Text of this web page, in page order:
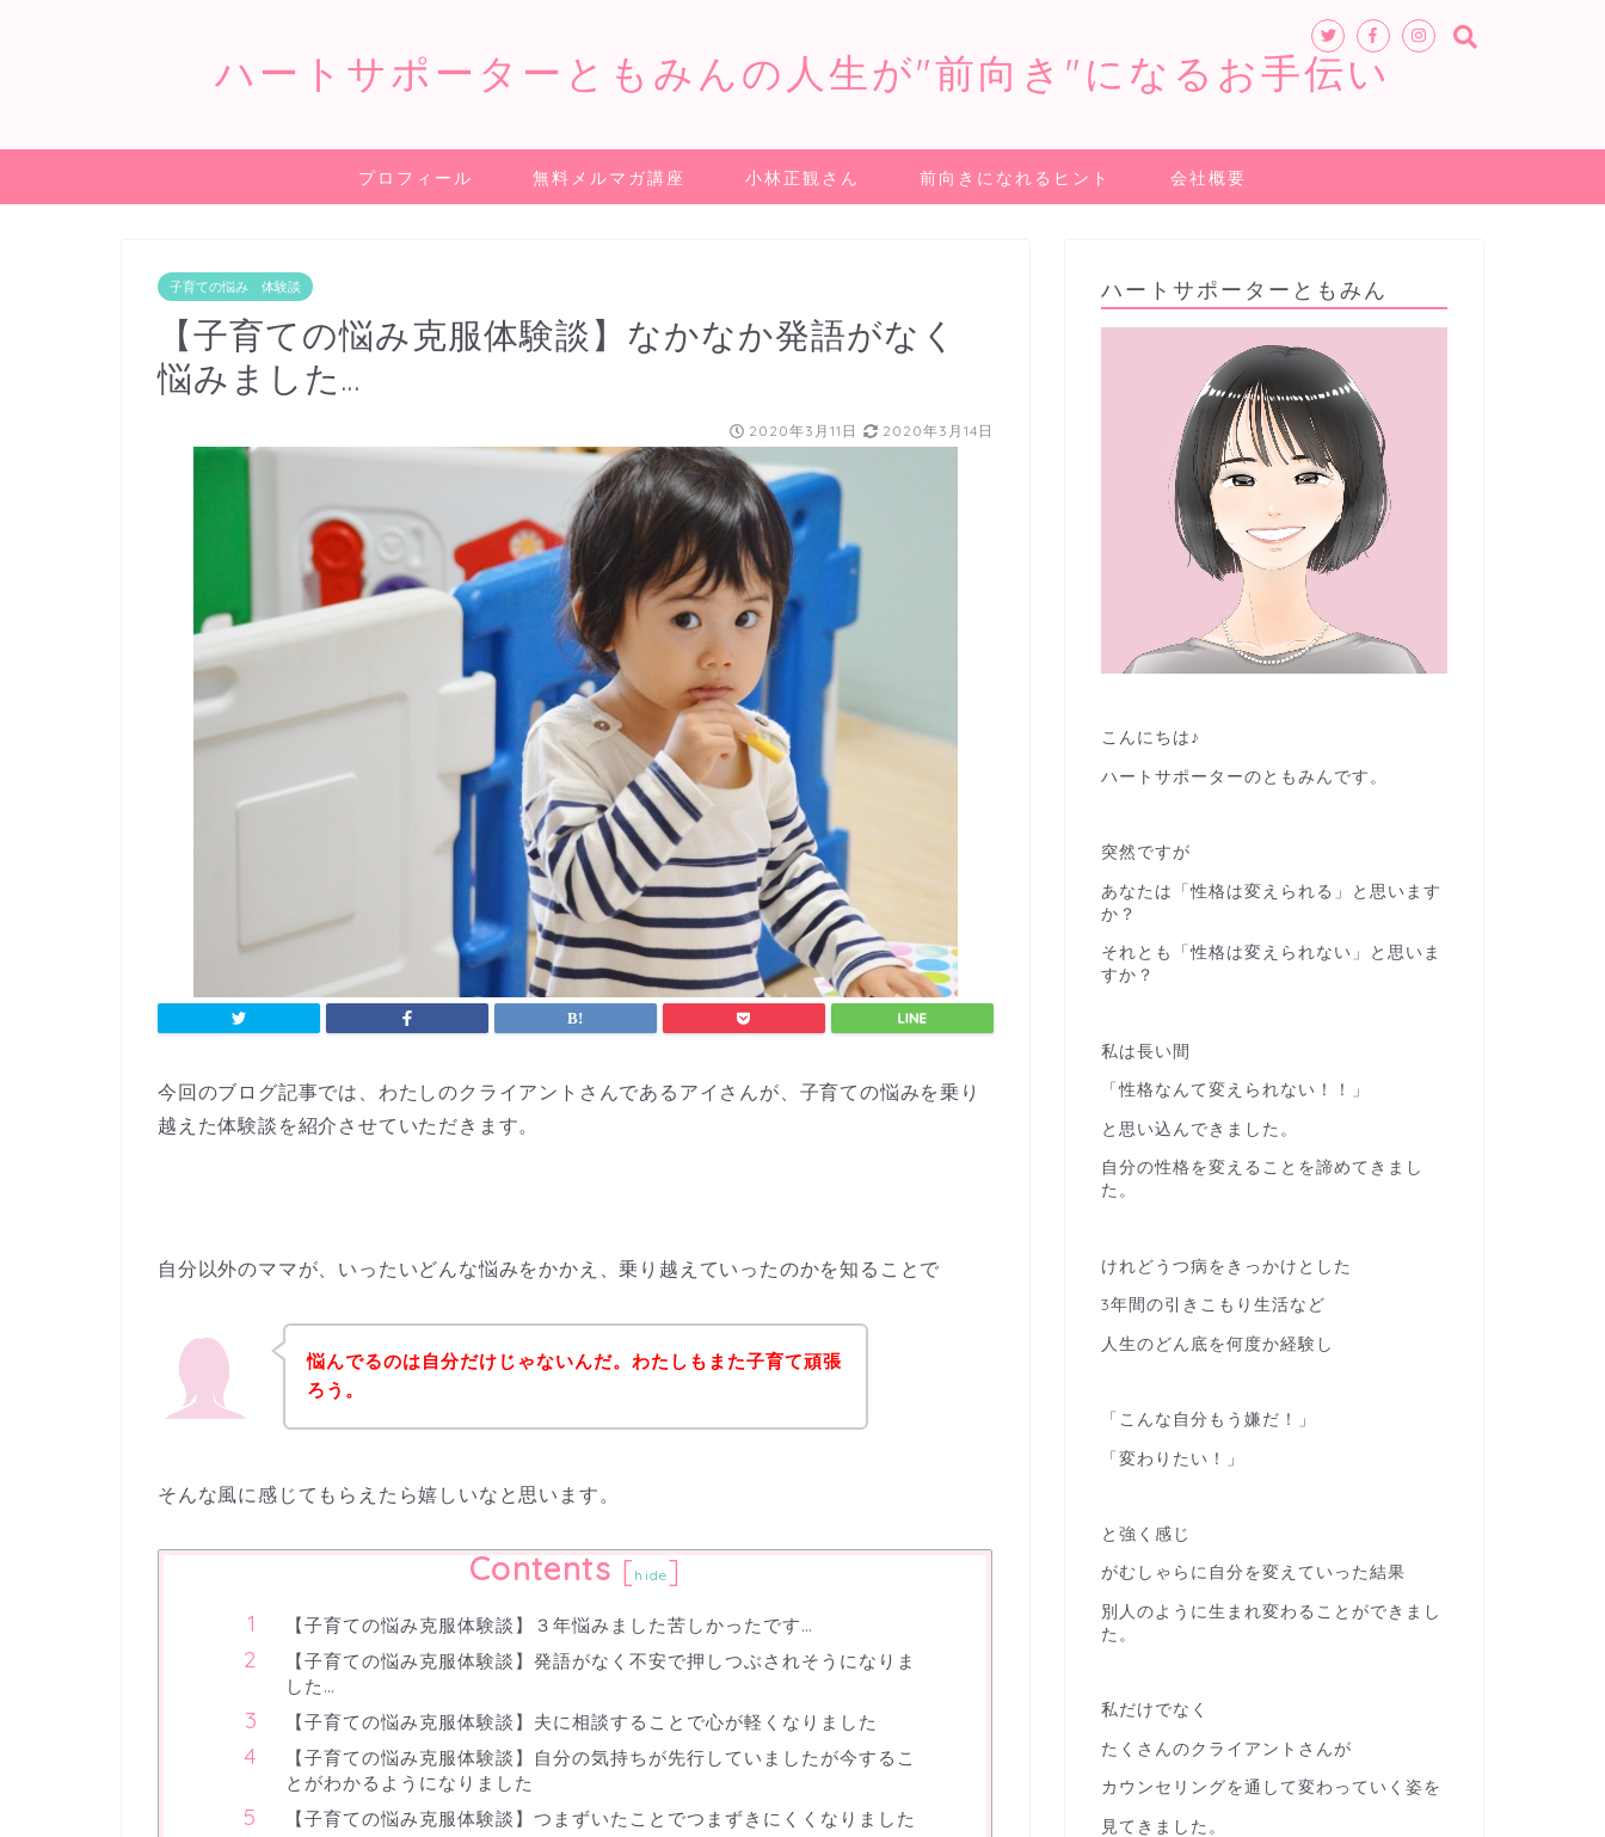
ハートサポーターともみんの人生が"前向き"になるお手伝い
プロフィール 無料メルマガ講座 小林正観さん 前向きになれるヒント 会社概要
子育ての悩み 体験談
【子育ての悩み克服体験談】なかなか発語がなく
悩みました…
2020年3月11日 2020年3月14日
今回のブログ記事では、わたしのクライアントさんであるアイさんが、子育ての悩みを乗り
越えた体験談を紹介させていただきます。
自分以外のママが、いったいどんな悩みをかかえ、乗り越えていったのかを知ることで
悩んでるのは自分だけじゃないんだ。わたしもまた子育て頑張
ろう。
そんな風に感じてもらえたら嬉しいなと思います。
Contents [hide]
【子育ての悩み克服体験談】３年悩みました苦しかったです…
【子育ての悩み克服体験談】発語がなく不安で押しつぶされそうになりま
した…
【子育ての悩み克服体験談】夫に相談することで心が軽くなりました
【子育ての悩み克服体験談】自分の気持ちが先行していましたが今するこ
とがわかるようになりました
【子育ての悩み克服体験談】つまずいたことでつまずきにくくなりました
ハートサポーターともみん
こんにちは♪
ハートサポーターのともみんです。
突然ですが
あなたは「性格は変えられる」と思います
か？
それとも「性格は変えられない」と思いま
すか？
私は長い間
「性格なんて変えられない！！」
と思い込んできました。
自分の性格を変えることを諦めてきまし
た。
けれどうつ病をきっかけとした
3年間の引きこもり生活など
人生のどん底を何度か経験し
「こんな自分もう嫌だ！」
「変わりたい！」
と強く感じ
がむしゃらに自分を変えていった結果
別人のように生まれ変わることができまし
た。
私だけでなく
たくさんのクライアントさんが
カウンセリングを通して変わっていく姿を
見てきました。